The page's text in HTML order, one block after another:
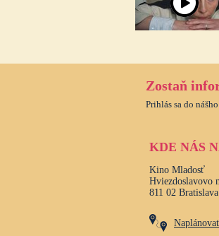
Zostaň
Prihlás sa do
KDE NÁS
Kino Mladosť
Hviezdoslavovo
811 02 Bratislava